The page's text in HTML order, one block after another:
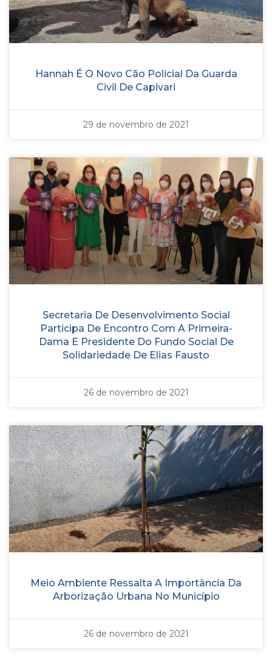
Hannah É O Novo Cão Policial Da Guarda
Civil De Capivari
29 de novembro de 2021
Secretaria De Desenvolvimento Social
Participa De Encontro Com A Primeira-
Dama E Presidente Do Fundo Social De
Solidariedade De Elias Fausto
26 de novembro de 2021
Meio Ambiente Ressalta A Importância Da
Arborização Urbana No Município
26 de novembro de 2021